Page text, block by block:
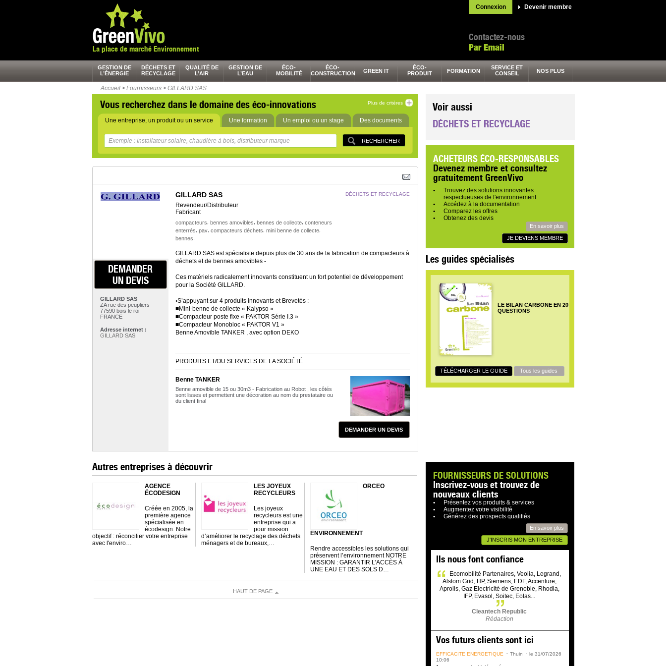
Connexion Devenir membre
Contactez-nous
Par Email
La place de marché Environnement
GESTION DE
L’ÉNERGIE
DÉCHETS ET
RECYCLAGE
QUALITÉ DE
L’AIR
GESTION DE
L’EAU
ÉCO-
MOBILITÉ
ÉCO-
CONSTRUCTION
GREEN IT
ÉCO-
PRODUIT
FORMATION
SERVICE ET
CONSEIL
NOS PLUS
Accueil > Fournisseurs > GILLARD SAS
Vous recherchez dans le domaine des éco-innovations Plus de critères
Une entreprise, un produit ou un service Une formation Un emploi ou un stage Des documents
DEMANDER
UN DEVIS
GILLARD SAS
ZA rue des peupliers
77590 bois le roi
FRANCE
Adresse internet :
GILLARD SAS
GILLARD SAS
Revendeur/Distributeur
Fabricant
compacteurs bennes amovibles bennes de collecte, conteneurs
enterrés pav, compacteurs déchets mini benne de collecte,
bennes
DÉCHETS ET RECYCLAGE
GILLARD SAS est spécialiste depuis plus de 30 ans de la fabrication de compacteurs à
déchets et de bennes amovibles -
Ces matériels radicalement innovants constituent un fort potentiel de développement
pour la Société GILLARD.
◦S’appuyant sur 4 produits innovants et Brevetés :
■Mini-benne de collecte « Kalypso »
■Compacteur poste fixe « PAKTOR Série I.3 »
■Compacteur Monobloc « PAKTOR V1 »
Benne Amovible TANKER , avec option DEKO
PRODUITS ET/OU SERVICES DE LA SOCIÉTÉ
DEMANDER UN DEVIS
Benne TANKER
Benne amovible de 15 ou 30m3 - Fabrication au Robot , les côtés
sont lisses et permettent une décoration au nom du prestataire ou
du client final
Autres entreprises à découvrir
AGENCE
ÉCODESIGN
Créée en 2005, la
première agence
spécialisée en
écodesign. Notre
objectif : réconcilier votre entreprise
avec l'enviro…
LES JOYEUX
RECYCLEURS
Les joyeux
recycleurs est une
entreprise qui a
pour mission
d’améliorer le recyclage des déchets
ménagers et de bureaux,…
ORCEO
ENVIRONNEMENT
Rendre accessibles les solutions qui
préservent l’environnement NOTRE
MISSION : GARANTIR L’ACCÈS À
UNE EAU ET DES SOLS D…
HAUT DE PAGE
Voir aussi
DÉCHETS ET RECYCLAGE
ACHETEURS ÉCO-RESPONSABLES
Devenez membre et consultez
gratuitement GreenVivo
Trouvez des solutions innovantes
respectueuses de l'environnement
Accédez à la documentation
Comparez les offres
Obtenez des devis
En savoir plus
JE DEVIENS MEMBRE
Les guides spécialisés
LE BILAN CARBONE EN 20
QUESTIONS
TÉLÉCHARGER LE GUIDE Tous les guides
FOURNISSEURS DE SOLUTIONS
Inscrivez-vous et trouvez de
nouveaux clients
Présentez vos produits & services
Augmentez votre visibilité
Générez des prospects qualifiés
En savoir plus
J'INSCRIS MON ENTREPRISE
Ils nous font confiance
Ecomobilité Partenaires, Veolia, Legrand,
Alstom Grid, HP, Siemens, EDF, Accenture,
Aprolis, Gaz Electricité de Grenoble, Rhodia,
IFP, Evasol, Soitec, Eolas...
Cleantech Republic
Rédaction
Vos futurs clients sont ici
EFFICACITÉ ÉNERGÉTIQUE Thuin
le 31/07/2026
10:06